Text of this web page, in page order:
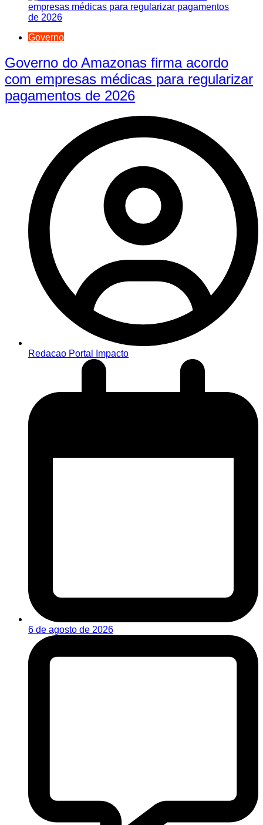
Governo
Governo do Amazonas firma acordo
com empresas médicas para regularizar
pagamentos de 2026
Redacao Portal Impacto
6 de agosto de 2026